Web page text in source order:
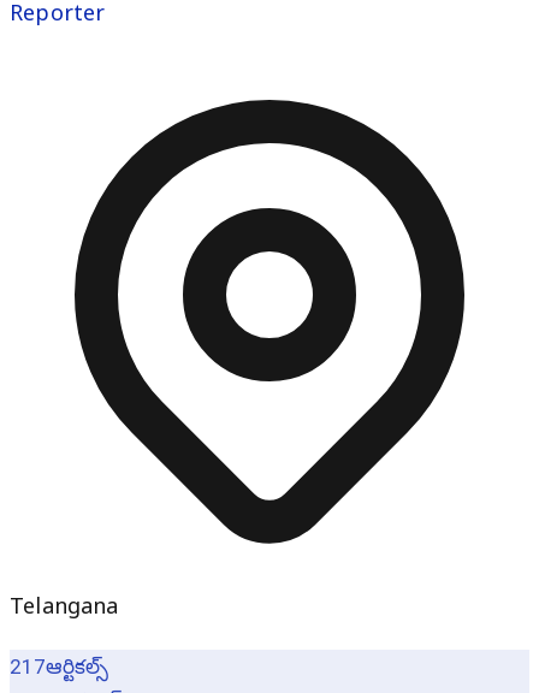
Reporter
Telangana
217ఆర్టికల్స్